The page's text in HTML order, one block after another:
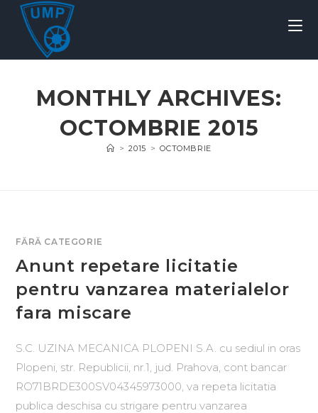
MONTHLY ARCHIVES:
OCTOMBRIE 2015
> 2015 > OCTOMBRIE
FĂRĂ CATEGORIE
Anunt repetare licitatie
pentru vanzarea materialelor
fara miscare
S.C. UZINA MECANICA PLOPENI S.A. cu sediul in oras
Plopeni, str. Republicii, nr.1, jud. Prahova, cont bancar
RO71BRDE300SV04345973000, va repeta licitatia
publica deschisa cu strigare pentru vanzarea